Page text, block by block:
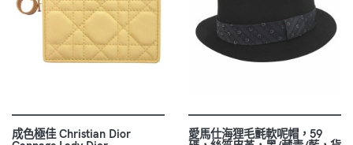
成色極佳 Christian Dior
愛馬仕海狸毛氈軟呢帽，59